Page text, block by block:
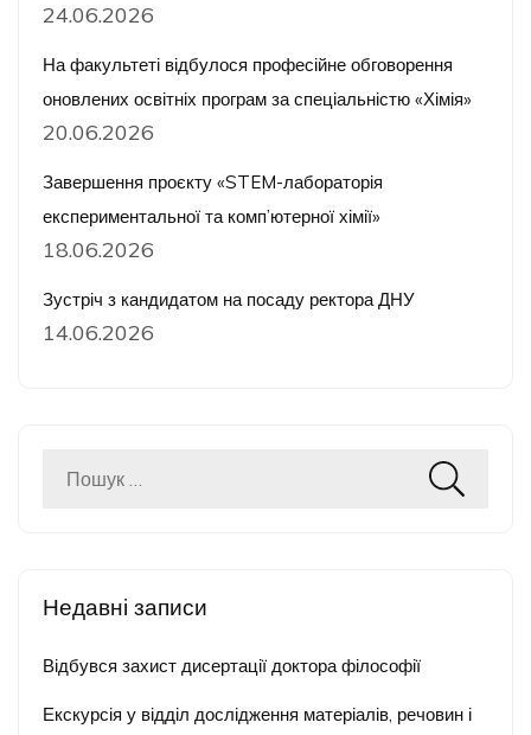
24.06.2026
На факультеті відбулося професійне обговорення
оновлених освітніх програм за спеціальністю «Хімія»
20.06.2026
Завершення проєкту «STEM-лабораторія
експериментальної та комп’ютерної хімії»
18.06.2026
Зустріч з кандидатом на посаду ректора ДНУ
14.06.2026
Пошук:
Недавні записи
Відбувся захист дисертації доктора філософії
Екскурсія у відділ дослідження матеріалів, речовин і